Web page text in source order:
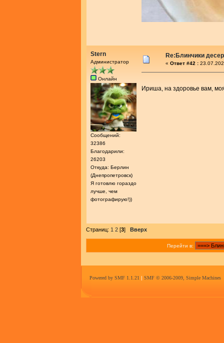
Stern
Администратор
Онлайн
Сообщений:
32386
Благодарили:
26203
Откуда: Берлин
(Днепропетровск)
Я готовлю гораздо
лучше, чем
фотографирую!))
Re:Блинчики
« Ответ #42 :
Ириша, на здоровье вам,
Страниц: 1 2 [3] Вверх
Перейти в:
Powered by SMF 1.1.21 | SMF © 2006-2009, Simple Machines